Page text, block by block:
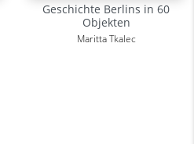
Geschichte Berlins in 60
Objekten
Maritta Tkalec